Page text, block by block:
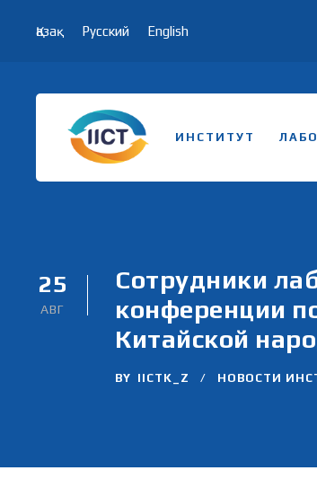
Қазақ Русский English
ИНСТИТУТ
25
АВГ
Сотрудники
конференции
Китайской
BY IICTK_Z НОВОСТИ